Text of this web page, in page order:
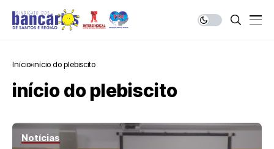
Início início do plebiscito
início do plebiscito
Notícias